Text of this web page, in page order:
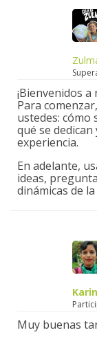
¡Bienvenidos
Para
ustedes: cómo
qué se
experiencia.
En adelante,
ideas,
dinámicas de
Muy buenas